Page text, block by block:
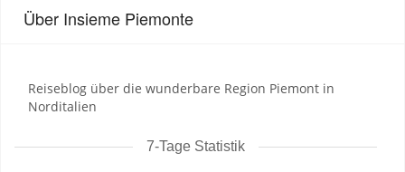
Über Insieme Piemonte
Reiseblog über die wunderbare Region Piemont in
Norditalien
7-Tage Statistik